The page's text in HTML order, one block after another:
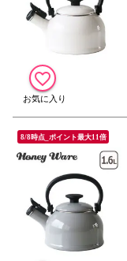
8/8時点_ポイント最大11倍